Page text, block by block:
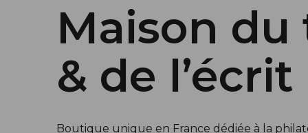
Maison
& de l’écrit
Boutique unique en France dédiée à la